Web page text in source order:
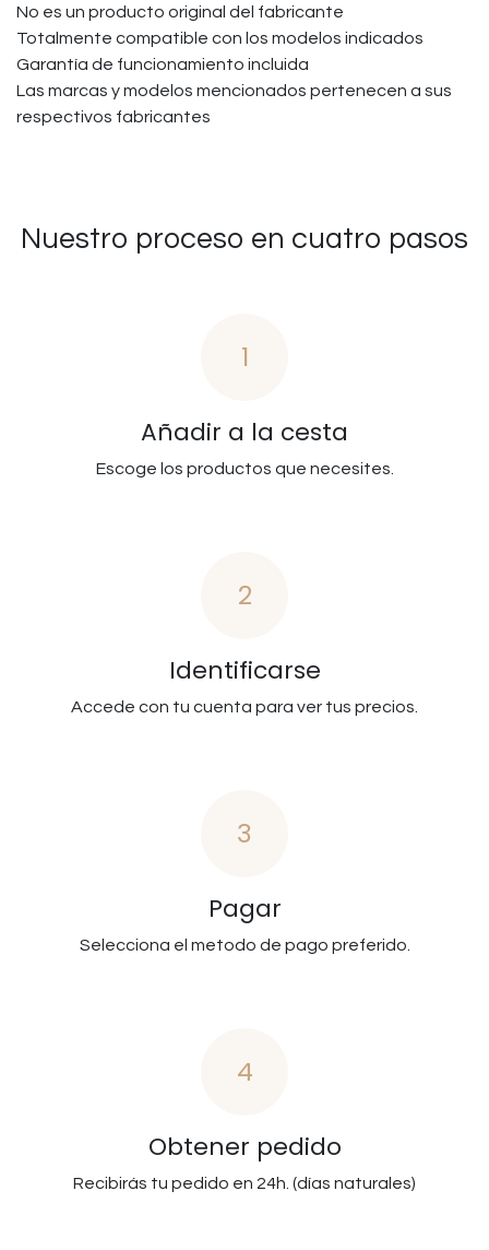
No es un producto original del fabricante
Totalmente compatible con los modelos indicados
Garantía de funcionamiento incluida
Las marcas y modelos mencionados pertenecen a sus
respectivos fabricantes
Nuestro proceso en cuatro pasos
1
Añadir a la cesta
Escoge los productos que necesites.
2
Identificarse
Accede con tu cuenta para ver tus precios.
3
Pagar
Selecciona el metodo de pago preferido.
4
Obtener pedido
Recibirás tu pedido en 24h. (días naturales)